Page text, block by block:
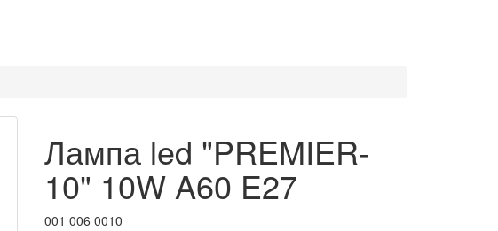
Лампа led "PREMIER-
10" 10W A60 E27
001 006 0010